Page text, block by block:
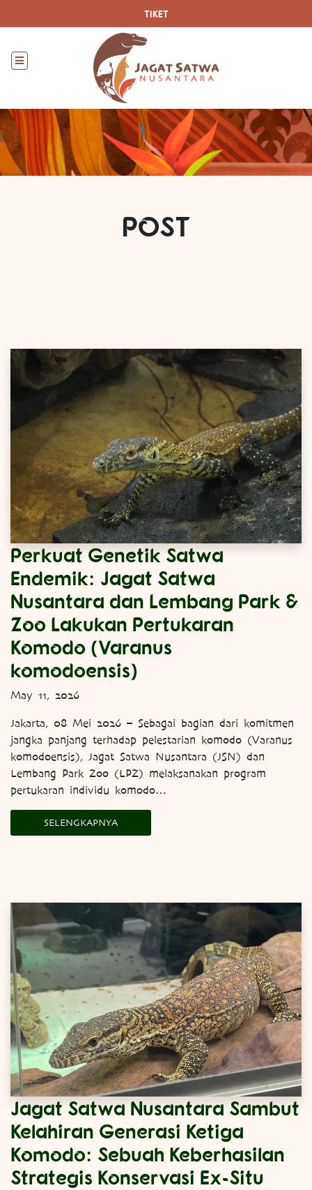
TIKET
POST
Perkuat Genetik Satwa
Endemik: Jagat Satwa
Nusantara dan Lembang Park &
Zoo Lakukan Pertukaran
Komodo (Varanus
komodoensis)
May 11, 2026
Jakarta, 08 Mei 2026 – Sebagai bagian dari komitmen
jangka panjang terhadap pelestarian komodo (Varanus
komodoensis), Jagat Satwa Nusantara (JSN) dan
Lembang Park Zoo (LPZ) melaksanakan program
pertukaran individu komodo…
SELENGKAPNYA
Jagat Satwa Nusantara Sambut
Kelahiran Generasi Ketiga
Komodo: Sebuah Keberhasilan
Strategis Konservasi Ex-Situ